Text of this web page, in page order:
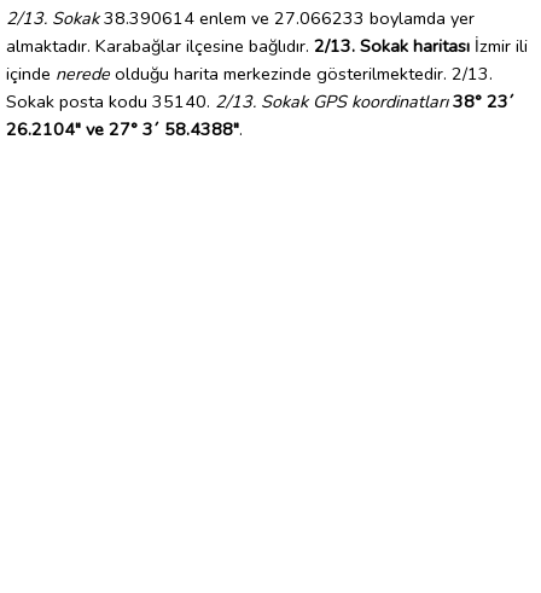
2/13. Sokak38.390614 enlem ve 27.066233 boylamda yer
almaktadır. Karabağlar ilçesine bağlıdır. 2/13. Sokak haritası İzmir ili
içinde nerede olduğu harita merkezinde gösterilmektedir. 2/13.
Sokak posta kodu 35140. 2/13. Sokak GPS koordinatları 38° 23´
26.2104" ve 27° 3´ 58.4388".